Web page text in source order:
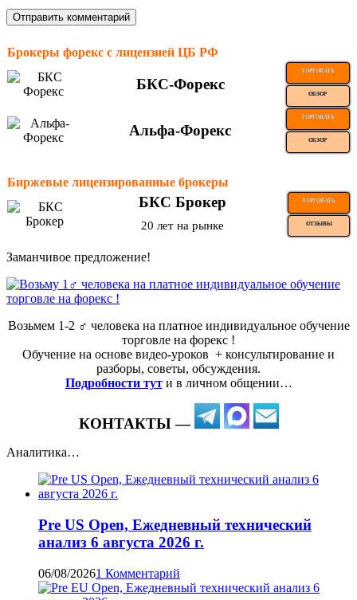
Брокеры форекс с лицензией ЦБ РФ
БКС-Форекс
ТОРГОВАТЬ
ОБЗОР
Альфа-Форекс
ТОРГОВАТЬ
ОБЗОР
Биржевые лицензированные брокеры
БКС Брокер ТОРГОВАТЬ
20 лет на рынке ОТЗЫВЫ
Заманчивое предложение!
Возьмем 1-2 ‍♂️ человека на платное индивидуальное обучение
торговле на форекс !
Обучение на основе видео-уроков ️ + консультирование и
разборы, советы, обсуждения.
Подробности тут и в личном общении…
КОНТАКТЫ —
Аналитика…
Pre US Open, Ежедневный технический
анализ 6 августа 2026 г.
06/08/20261 Комментарий